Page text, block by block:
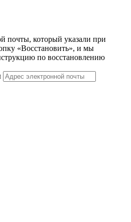
почты, который указали при
«Восстановить», и мы
по восстановлению